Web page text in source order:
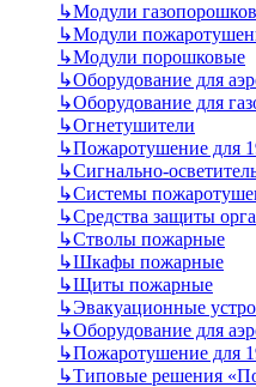
↳Модули
↳Модули
↳Модули порошковые
↳Оборудование для
↳Оборудование для
↳Огнетушители
↳Пожаротушение для
↳Сигнально-
↳Системы
↳Средства защиты
↳Стволы пожарные
↳Шкафы пожарные
↳Щиты пожарные
↳Эвакуационные
↳Оборудование для
↳Пожаротушение для
↳Типовые решения